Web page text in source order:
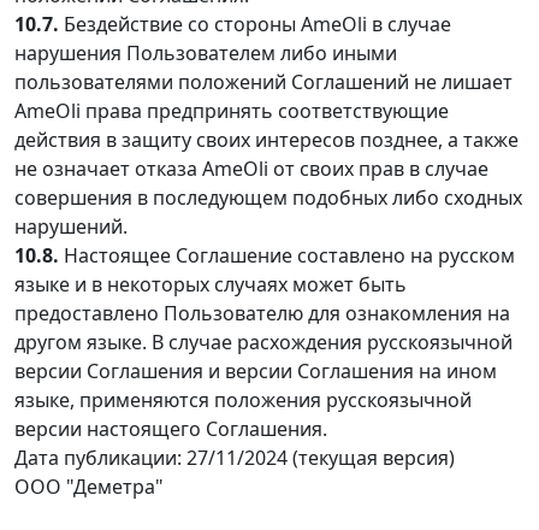
10.7. Бездействие со стороны AmeOli в случае
нарушения Пользователем либо иными
пользователями положений Соглашений не лишает
AmeOli права предпринять соответствующие
действия в защиту своих интересов позднее, а также
не означает отказа AmeOli от своих прав в случае
совершения в последующем подобных либо сходных
нарушений.
10.8. Настоящее Соглашение составлено на русском
языке и в некоторых случаях может быть
предоставлено Пользователю для ознакомления на
другом языке. В случае расхождения русскоязычной
версии Соглашения и версии Соглашения на ином
языке, применяются положения русскоязычной
версии настоящего Соглашения.
Дата публикации: 27/11/2024 (текущая версия)
ООО "Деметра"